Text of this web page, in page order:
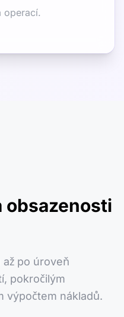
operací.
obsazenosti
po úroveň
pokročilým
výpočtem nákladů.